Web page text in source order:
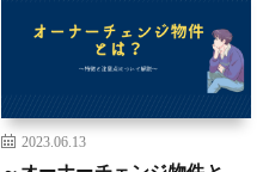
2023.06.13